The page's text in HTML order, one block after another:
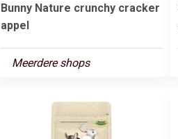
Bunny Nature crunchy cracker
appel
Meerdere shops